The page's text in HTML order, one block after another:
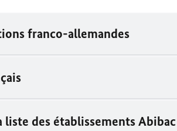
franco-allemandes
liste des établissements